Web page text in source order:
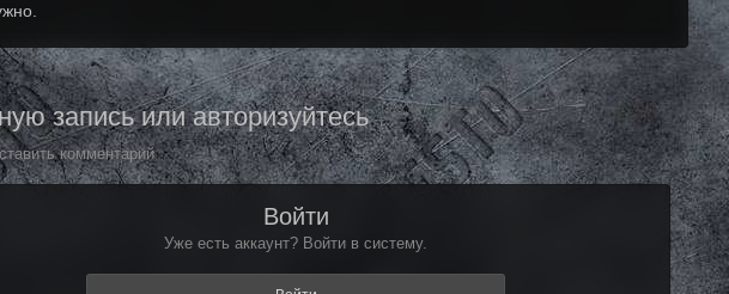
запись или авторизуйтесь
комментарий
Войти
Уже есть аккаунт? Войти в систему.